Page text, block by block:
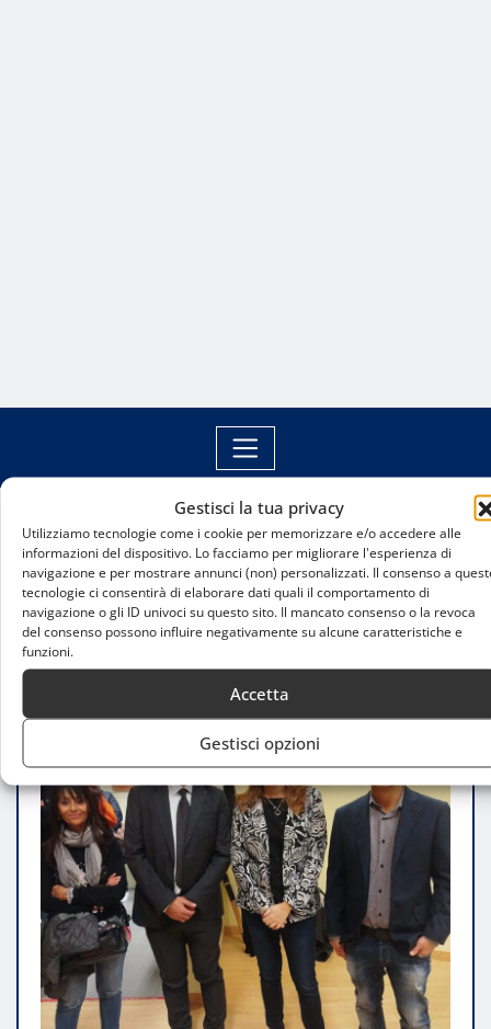
Gestisci la tua privacy
Utilizziamo tecnologie come i cookie per memorizzare e/o accedere alle
informazioni del dispositivo. Lo facciamo per migliorare l'esperienza di
navigazione e per mostrare annunci (non) personalizzati. Il consenso a
tecnologie ci consentirà di elaborare dati quali il comportamento di
navigazione o gli ID univoci su questo sito. Il mancato consenso o la revoca
del consenso possono influire negativamente su alcune caratteristiche e
funzioni.
Accetta
Gestisci opzioni
Home
Gli allievi di Abbiategrasso trionfano ai Campionati
Europei di Qwan Ki Do